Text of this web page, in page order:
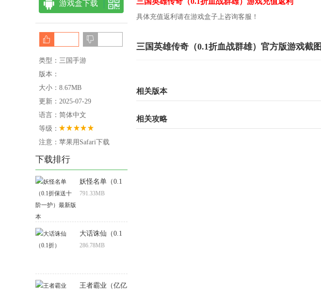
游戏盒下载
类型：三国手游
版本：
大小：8.67MB
更新：2025-07-29
语言：简体中文
等级：
注意：苹果用Safari下载
下载排行
妖怪名单（0.1
折保送十阶一
791.33MB
大话诛仙（0.1
折）
286.78MB
王者霸业（亿亿
具体充值返利请在游戏盒子上咨询客服！
三国英雄传奇（0.1折血战群雄）官方版游戏截图
相关版本
相关攻略